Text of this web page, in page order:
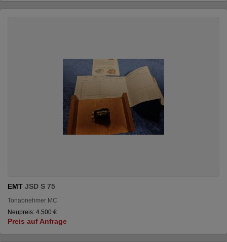
EMT JSD S 75
Tonabnehmer MC
Neupreis: 4.500 €
Preis auf Anfrage